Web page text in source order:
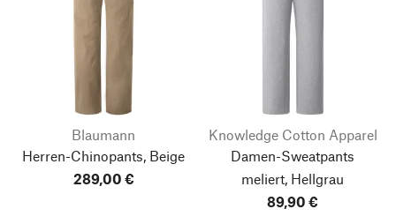
Blaumann
Herren-Chinopants, Beige
289,00 €
Knowledge Cotton Apparel
Damen-Sweatpants
meliert, Hellgrau
89,90 €